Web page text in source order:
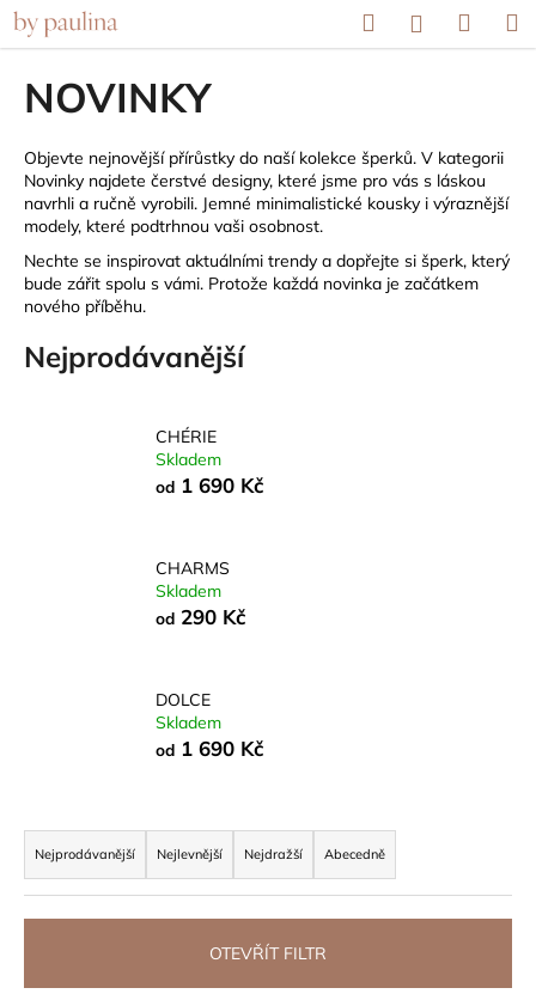
Přejít
na
obsah
HledatPřihlášení
NOVINKY
Objevte nejnovější přírůstky do naší kolekce šperků. V kategorii
Novinky najdete čerstvé designy, které jsme pro vás s láskou
navrhli a ručně vyrobili. Jemné minimalistické kousky i výraznější
modely, které podtrhnou vaši osobnost.
Nechte se inspirovat aktuálními trendy a dopřejte si šperk, který
bude zářit spolu s vámi. Protože každá novinka je začátkem
nového příběhu.
Nejprodávanější
CHÉRIE
Skladem
od 1 690 Kč
CHARMS
Skladem
od 290 Kč
DOLCE
Skladem
od 1 690 Kč
Ř
a
z
e
í
Nejprodávanější Nejlevnější Nejdražší Abecedně
OTEVŘÍT FILTR
K
o
o
p
o
t
ř
e
b
D